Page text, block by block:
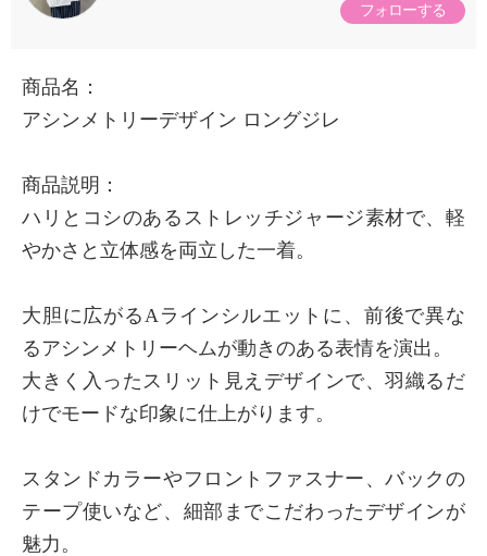
フォローする
商品名：
アシンメトリーデザイン ロングジレ
商品説明：
ハリとコシのあるストレッチジャージ素材で、軽
やかさと立体感を両立した一着。
大胆に広がるAラインシルエットに、前後で異な
るアシンメトリーヘムが動きのある表情を演出。
大きく入ったスリット見えデザインで、羽織るだ
けでモードな印象に仕上がります。
スタンドカラーやフロントファスナー、バックの
テープ使いなど、細部までこだわったデザインが
魅力。